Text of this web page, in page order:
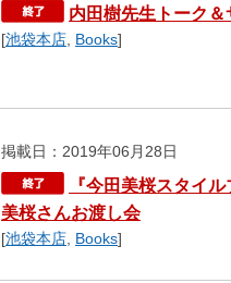
内田樹先生トーク＆
[池袋本店 Books]
掲載日：2019年06月28日
『今田美桜スタイ
美桜さんお渡し会
[池袋本店 Books]